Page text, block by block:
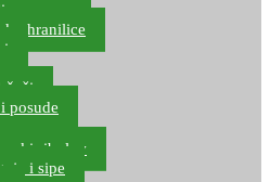
hranilice
posude
ribolov
i sipe